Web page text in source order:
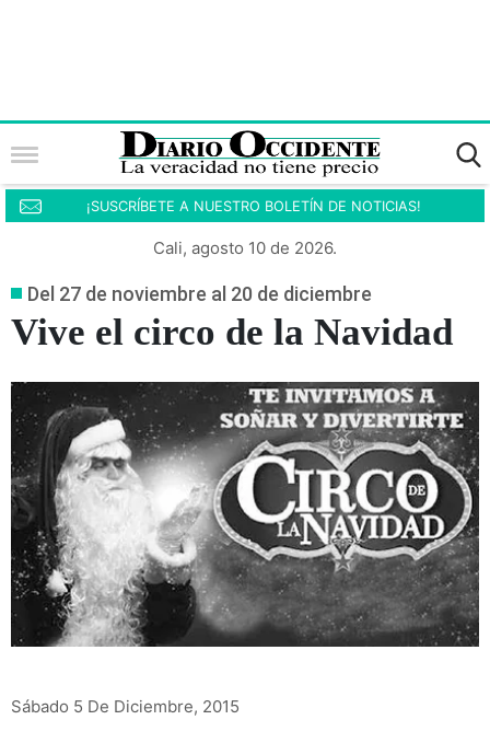
¡SUSCRÍBETE A NUESTRO BOLETÍN DE NOTICIAS!
Cali, agosto 10 de 2026.
Del 27 de noviembre al 20 de diciembre
Vive el circo de la Navidad
Sábado 5 De Diciembre, 2015